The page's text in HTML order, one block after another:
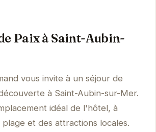
Paix à Saint-Aubin-
vous invite à un séjour de
à Saint-Aubin-sur-Mer.
idéal de l'hôtel, à
et des attractions locales.